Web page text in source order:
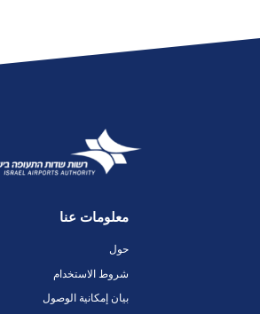
معلومات عنا
حول
شروط الاستخدام
بيان إمكانية الوصول